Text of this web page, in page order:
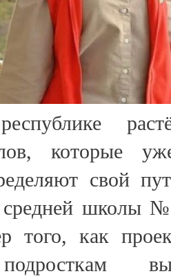
которые
свой
средней школы
того, как